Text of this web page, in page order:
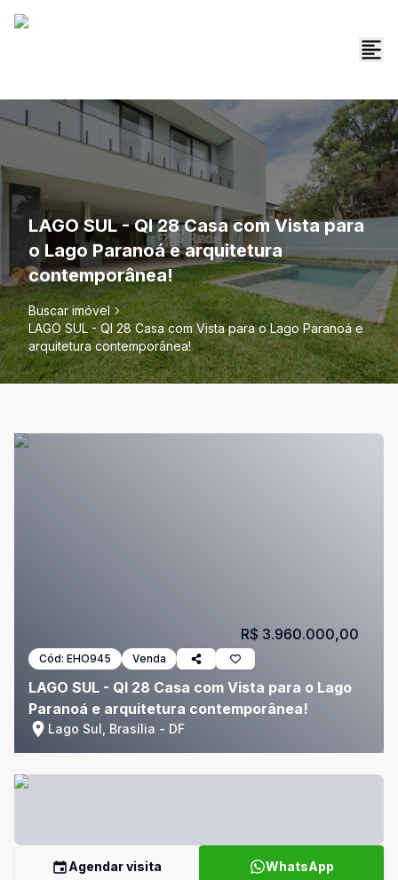
LAGO SUL - QI 28 Casa com Vista para
o Lago Paranoá e arquitetura
contemporânea!
Buscar imóvel
LAGO SUL - QI 28 Casa com Vista para o Lago Paranoá e
arquitetura contemporânea!
Cód: EHO945 Venda
LAGO SUL - QI 28 Casa com Vista para o Lago
Paranoá e arquitetura contemporânea!
Lago Sul, Brasília - DF
R$ 3.960.000,00
Agendar visita WhatsApp